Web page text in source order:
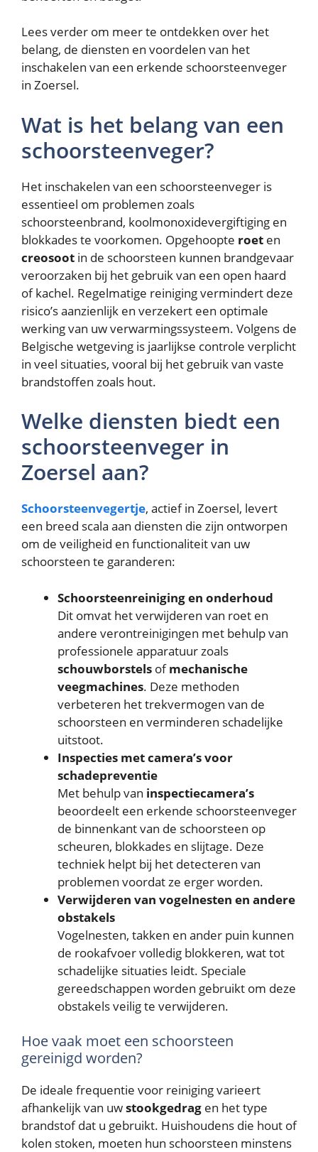
Lees verder om meer te ontdekken over het
belang, de diensten en voordelen van het
inschakelen van een erkende schoorsteenveger
in Zoersel.
Wat is het belang van een
schoorsteenveger?
Het inschakelen van een schoorsteenveger is
essentieel om problemen zoals
schoorsteenbrand, koolmonoxidevergiftiging en
blokkades te voorkomen. Opgehoopte roet en
creosoot in de schoorsteen kunnen brandgevaar
veroorzaken bij het gebruik van een open haard
of kachel. Regelmatige reiniging vermindert deze
risico’s aanzienlijk en verzekert een optimale
werking van uw verwarmingssysteem. Volgens de
Belgische wetgeving is jaarlijkse controle verplicht
in veel situaties, vooral bij het gebruik van vaste
brandstoffen zoals hout.
Welke diensten biedt een
schoorsteenveger in
Zoersel aan?
Schoorsteenvegertje, actief in Zoersel, levert
een breed scala aan diensten die zijn ontworpen
om de veiligheid en functionaliteit van uw
schoorsteen te garanderen:
Schoorsteenreiniging en onderhoud
Dit omvat het verwijderen van roet en
andere verontreinigingen met behulp van
professionele apparatuur zoals
schouwborstels ofmechanische
veegmachines. Deze methoden
verbeteren het trekvermogen van de
schoorsteen en verminderen schadelijke
uitstoot.
Inspecties met camera’s voor
schadepreventie
Met behulp van inspectiecamera’s
beoordeelt een erkende schoorsteenveger
de binnenkant van de schoorsteen op
scheuren, blokkades en slijtage. Deze
techniek helpt bij het detecteren van
problemen voordat ze erger worden.
Verwijderen van vogelnesten en andere
obstakels
Vogelnesten, takken en ander puin kunnen
de rookafvoer volledig blokkeren, wat tot
schadelijke situaties leidt. Speciale
gereedschappen worden gebruikt om deze
obstakels veilig te verwijderen.
Hoe vaak moet een schoorsteen
gereinigd worden?
De ideale frequentie voor reiniging varieert
afhankelijk van uwstookgedrag en het type
brandstof dat u gebruikt. Huishoudens die hout of
kolen stoken, moeten hun schoorsteen minstens